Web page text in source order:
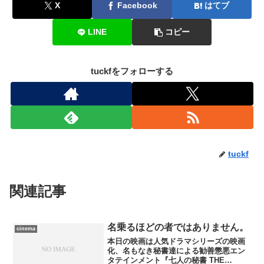
X Facebook はてブ
LINE コピー
tuckfをフォローする
tuckf
関連記事
cinema 名乗るほどの者ではありません。
本日の映画は人気ドラマシリーズの映画
化、名もなき秘書達による勧善懲悪エン
タテインメント『七人の秘書 THE